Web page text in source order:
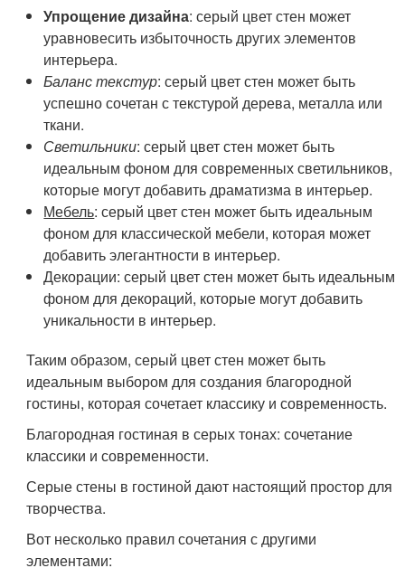
Упрощение дизайна: серый цвет стен может
уравновесить избыточность других элементов
интерьера.
Баланс текстур: серый цвет стен может быть
успешно сочетан с текстурой дерева, металла или
ткани.
Светильники: серый цвет стен может быть
идеальным фоном для современных светильников,
которые могут добавить драматизма в интерьер.
Мебель: серый цвет стен может быть идеальным
фоном для классической мебели, которая может
добавить элегантности в интерьер.
Декорации: серый цвет стен может быть идеальным
фоном для декораций, которые могут добавить
уникальности в интерьер.
Таким образом, серый цвет стен может быть
идеальным выбором для создания благородной
гостины, которая сочетает классику и современность.
Благородная гостиная в серых тонах: сочетание
классики и современности.
Серые стены в гостиной дают настоящий простор для
творчества.
Вот несколько правил сочетания с другими
элементами: